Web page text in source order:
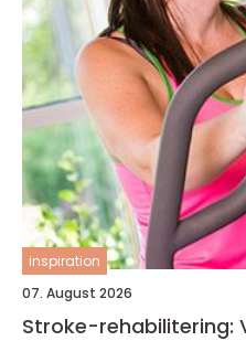
inspiration
07. August 2026
Stroke-rehabilitering: